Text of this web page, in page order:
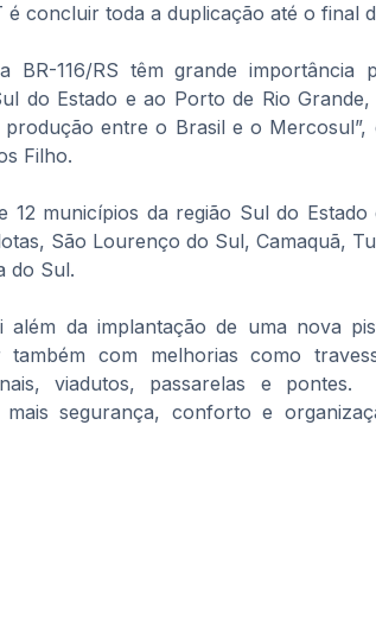
concluir toda a duplicação até o final
BR-116/RS têm grande
do Estado e ao Porto de Rio Grande,
entre o Brasil e o Mercosul”,
Filho.
12 municípios da região Sul do
São Lourenço do Sul, Camaquã,
do Sul.
da implantação de uma nova
com melhorias como
viadutos, passarelas e pontes.
segurança, conforto e